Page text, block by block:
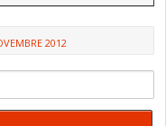
2012